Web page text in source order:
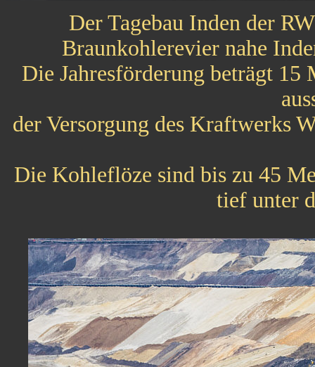
Der Tagebau Inden der
Braunkohlerevier nahe
Die Jahresförderung beträgt
der Versorgung des Kraftwerks
Die Kohleflöze sind bis zu 45
tief unter